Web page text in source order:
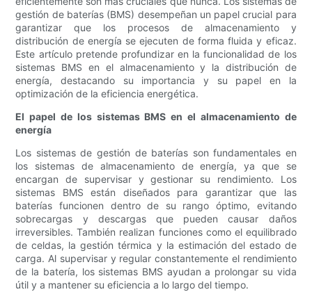
gestión de baterías (BMS) desempeñan un papel crucial para
garantizar que los procesos de almacenamiento y
distribución de energía se ejecuten de forma fluida y eficaz.
Este artículo pretende profundizar en la funcionalidad de los
sistemas BMS en el almacenamiento y la distribución de
energía, destacando su importancia y su papel en la
optimización de la eficiencia energética.
El papel de los sistemas BMS en el almacenamiento de
energía
Los sistemas de gestión de baterías son fundamentales en
los sistemas de almacenamiento de energía, ya que se
encargan de supervisar y gestionar su rendimiento. Los
sistemas BMS están diseñados para garantizar que las
baterías funcionen dentro de su rango óptimo, evitando
sobrecargas y descargas que pueden causar daños
irreversibles. También realizan funciones como el equilibrado
de celdas, la gestión térmica y la estimación del estado de
carga. Al supervisar y regular constantemente el rendimiento
de la batería, los sistemas BMS ayudan a prolongar su vida
útil y a mantener su eficiencia a lo largo del tiempo.